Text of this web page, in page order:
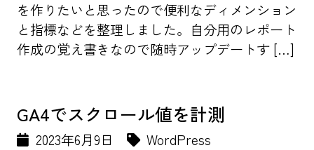
を作りたいと思ったので便利なディメンション
と指標などを整理しました。自分用のレポート
作成の覚え書きなので随時アップデートす […]
GA4でスクロール値を計測
2023年6月9日
WordPress